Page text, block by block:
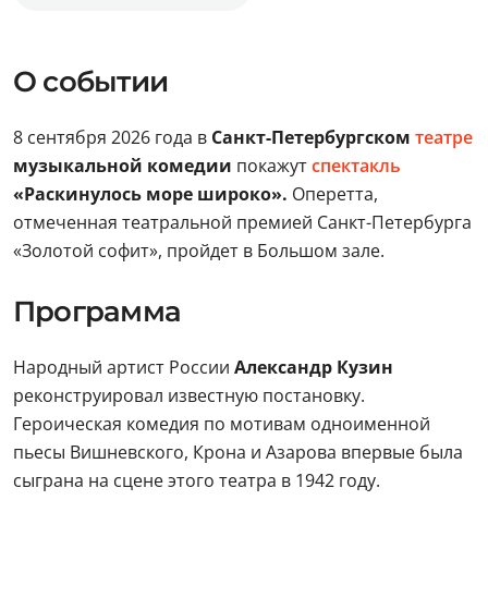
О событии
8 сентября 2026 года в Санкт-Петербургском театре
музыкальной комедии покажутспектакль
«Раскинулось море широко». Оперетта,
отмеченная театральной премией Санкт-Петербурга
«Золотой софит», пройдет в Большом зале.
Программа
Народный артист России Александр Кузин
реконструировал известную постановку.
Героическая комедия по мотивам одноименной
пьесы Вишневского, Крона и Азарова впервые была
сыграна на сцене этого театра в 1942 году.